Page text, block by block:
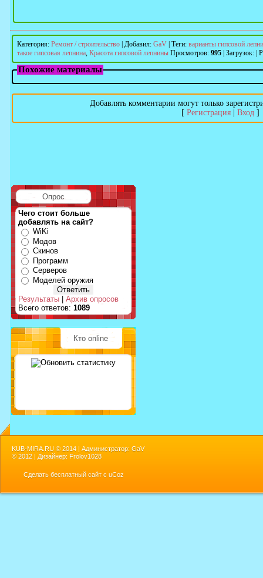
Категория: Ремонт / строительство Добавил: GaV Теги: варианты гипсовой
такое гипсовая лепнина, Красота гипсовой лепнины Просмотров: 995 Загрузок:
Похожие материалы
Добавлять комментарии могут только
[ Регистрация| Вход]
Опрос
Чего стоит больше
добавлять на сайт?
WiKi
Модов
Скинов
Программ
Серверов
Моделей оружия
Результаты
Архив опросов
Всего ответов: 1089
Кто online
KUB-MIRA.RU © 2014 | Администратор: GaV
© 2012 | Дизайнер: Frolov1028
Сделать бесплатный сайт с uCoz